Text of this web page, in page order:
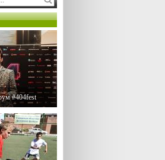
#404fest